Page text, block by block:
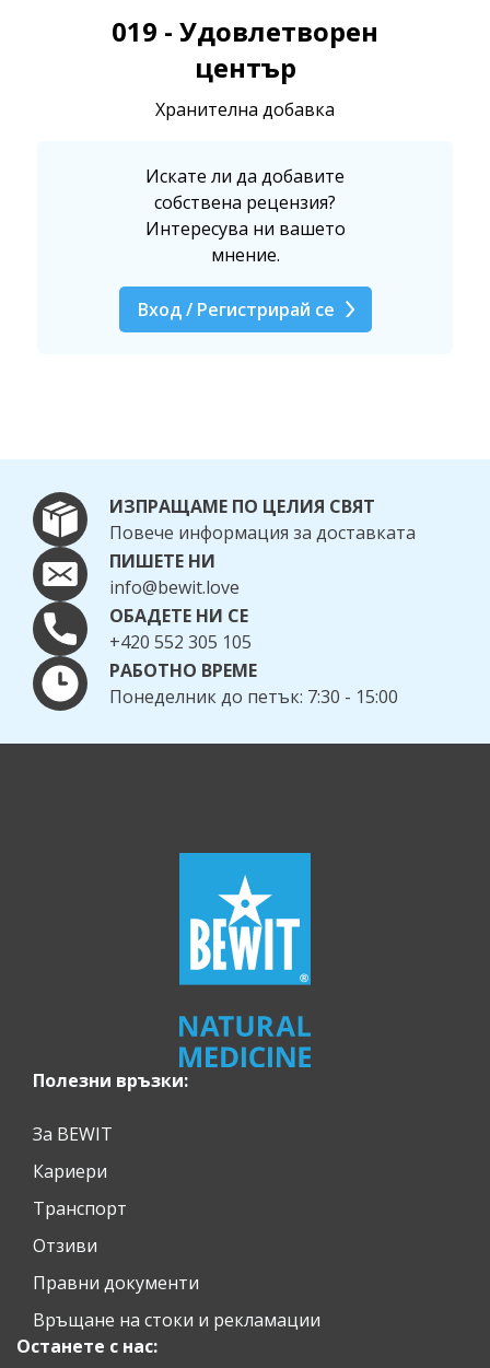
019 - Удовлетворен
център
Хранителна добавка
Искате ли да добавите
собствена рецензия?
Интересува ни вашето
мнение.
Вход / Регистрирай се
ИЗПРАЩАМЕ ПО ЦЕЛИЯ СВЯТ
Повече информация за доставката
ПИШЕТЕ НИ
info@bewit.love
ОБАДЕТЕ НИ СЕ
+420 552 305 105
РАБОТНО ВРЕМЕ
Понеделник до петък: 7:30 - 15:00
Полезни връзки:
За BEWIT
Кариери
Транспорт
Отзиви
Правни документи
Връщане на стоки и рекламации
Останете с нас: